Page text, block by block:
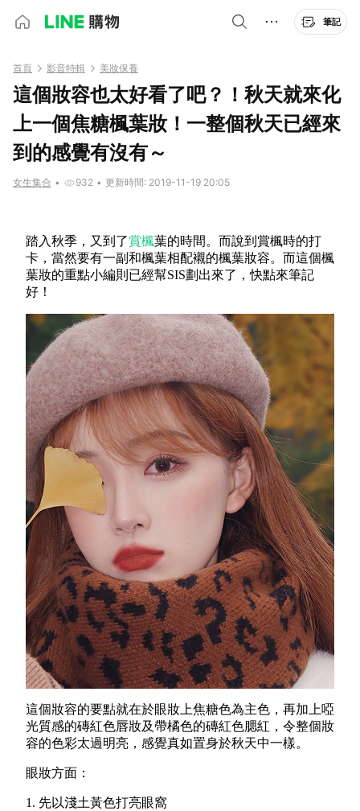
筆記
首頁 影音特輯 美妝保養
這個妝容也太好看了吧？！秋天就來化
上一個焦糖楓葉妝！一整個秋天已經來
到的感覺有沒有～
女生集合 • 932 • 更新時間: 2019-11-19 20:05
踏入秋季，又到了賞楓葉的時間。而說到賞楓時的打
卡，當然要有一副和楓葉相配襯的楓葉妝容。而這個楓
葉妝的重點小編則已經幫SIS劃出來了，快點來筆記
好！
這個妝容的要點就在於眼妝上焦糖色為主色，再加上啞
光質感的磚紅色唇妝及帶橘色的磚紅色腮紅，令整個妝
容的色彩太過明亮，感覺真如置身於秋天中一樣。
眼妝方面：
1. 先以淺土黃色打亮眼窩